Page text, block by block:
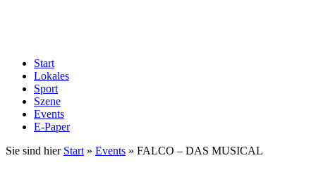
Start
Lokales
Sport
Szene
Events
E-Paper
Sie sind hier Start » Events » FALCO – DAS MUSICAL